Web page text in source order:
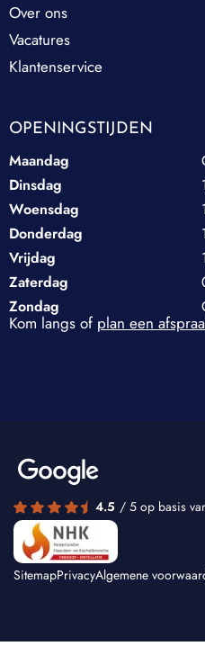
Over ons
Vacatures
Klantenservice
OPENINGSTIJDEN
Maandag
Dinsdag
Woensdag
Donderdag
Vrijdag
Zaterdag
Zondag
Kom langs of plan een
4.5 / 5 op basis
SitemapPrivacyAlgemene